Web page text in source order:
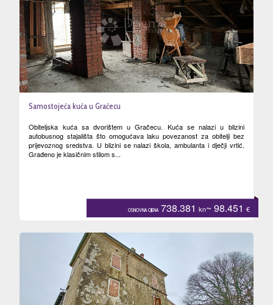
Samostojeća kuća u Gračecu
Obiteljska kuća sa dvorištem u Gračecu. Kuća se nalazi u blizini
autobusnog stajališta što omogućava laku povezanost za obitelji bez
prijevoznog sredstva. U blizini se nalazi škola, ambulanta i dječji vrtić.
Građeno je klasičnim stilom s...
OSNOVNA CIJENA 738.381 kn~ 98.451 €